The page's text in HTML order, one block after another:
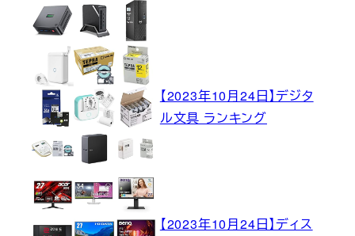
【2023年10月24日】デジタ
ル文具 ランキング
【2023年10月24日】ディス